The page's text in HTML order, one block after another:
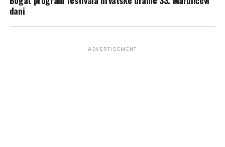
dani
ADVERTISEMENT